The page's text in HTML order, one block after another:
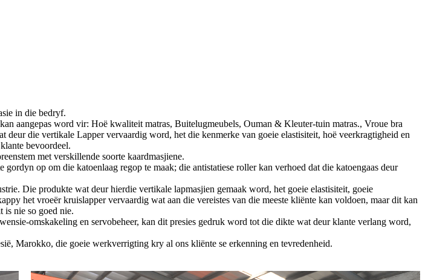
in die bedryf.
aangepas word vir: Hoë kwaliteit matras, Buitelugmeubels, Ouman & Kleuter-tuin matras., Vroue bra
die vertikale Lapper vervaardig word, het die kenmerke van goeie elastisiteit, hoë veerkragtigheid en
bevoordeel.
met verskillende soorte kaardmasjiene.
op om die katoenlaag regop te maak; die antistatiese roller kan verhoed dat die katoengaas deur
Die produkte wat deur hierdie vertikale lapmasjien gemaak word, het goeie elastisiteit, goeie
het vroeër kruislapper vervaardig wat aan die vereistes van die meeste kliënte kan voldoen, maar dit kan
is nie so goed nie.
omskakeling en servobeheer, kan dit presies gedruk word tot die dikte wat deur klante verlang word,
Marokko, die goeie werkverrigting kry al ons kliënte se erkenning en tevredenheid.